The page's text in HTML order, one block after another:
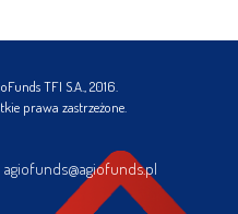
TFI S.A., 2016.
prawa zastrzeżone.
agiofunds@agiofunds.pl